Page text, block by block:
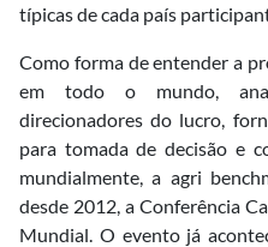
típicas de cada país
Como forma de entender a
em todo o mundo,
direcionadores do lucro,
para tomada de decisão e
mundialmente, a agri
desde 2012, a Conferência
Mundial. O evento já